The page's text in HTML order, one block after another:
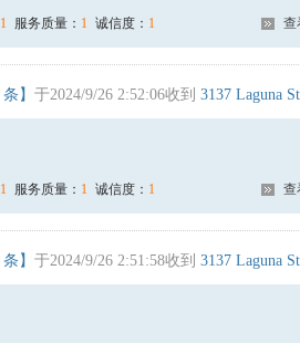
1 服务质量： 1 诚信度： 1 查
条】 于2024/9/26 2:52:06收到 3137 Laguna
1 服务质量： 1 诚信度： 1 查
条】 于2024/9/26 2:51:58收到 3137 Laguna